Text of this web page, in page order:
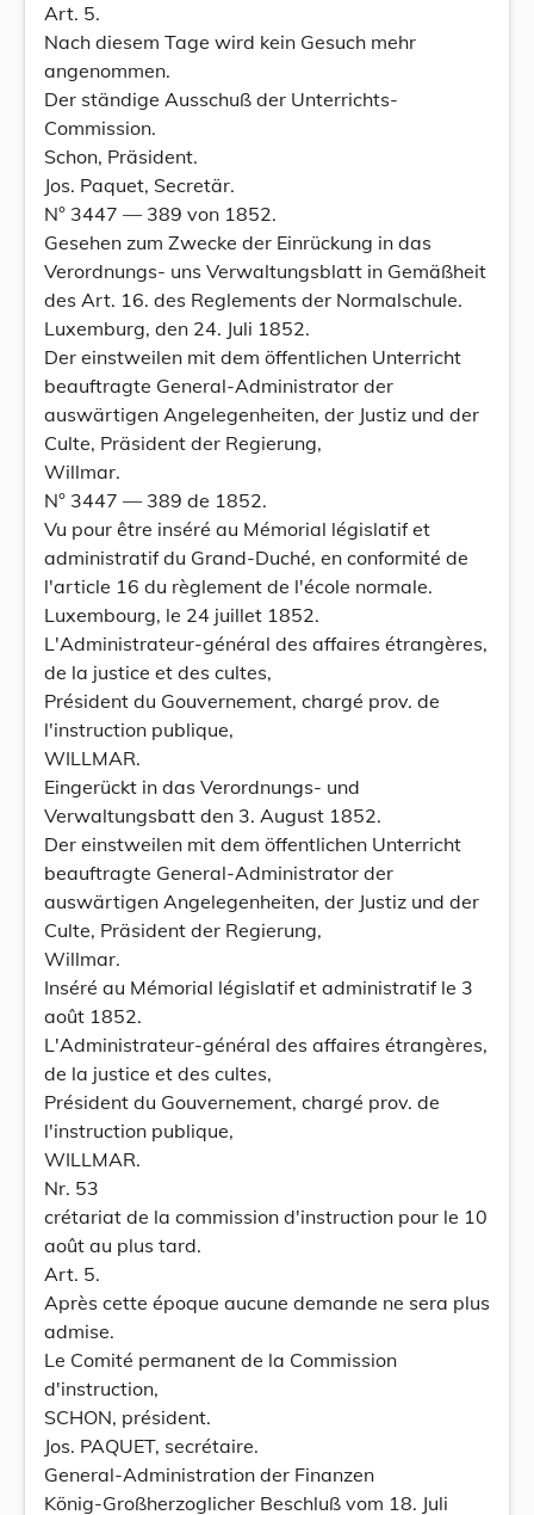
Art. 5.
Nach diesem Tage wird kein Gesuch mehr
angenommen.
Der ständige Ausschuß der Unterrichts-
Commission.
Schon, Präsident.
Jos. Paquet, Secretär.
N° 3447 — 389 von 1852.
Gesehen zum Zwecke der Einrückung in das
Verordnungs- uns Verwaltungsblatt in Gemäßheit
des Art. 16. des Reglements der Normalschule.
Luxemburg, den 24. Juli 1852.
Der einstweilen mit dem öffentlichen Unterricht
beauftragte General-Administrator der
auswärtigen Angelegenheiten, der Justiz und der
Culte, Präsident der Regierung,
Willmar.
N° 3447 — 389 de 1852.
Vu pour être inséré au Mémorial législatif et
administratif du Grand-Duché, en conformité de
l'article 16 du règlement de l'école normale.
Luxembourg, le 24 juillet 1852.
L'Administrateur-général des affaires étrangères,
de la justice et des cultes,
Président du Gouvernement, chargé prov. de
l'instruction publique,
WILLMAR.
Eingerückt in das Verordnungs- und
Verwaltungsbatt den 3. August 1852.
Der einstweilen mit dem öffentlichen Unterricht
beauftragte General-Administrator der
auswärtigen Angelegenheiten, der Justiz und der
Culte, Präsident der Regierung,
Willmar.
Inséré au Mémorial législatif et administratif le 3
août 1852.
L'Administrateur-général des affaires étrangères,
de la justice et des cultes,
Président du Gouvernement, chargé prov. de
l'instruction publique,
WILLMAR.
Nr. 53
crétariat de la commission d'instruction pour le 10
août au plus tard.
Art. 5.
Après cette époque aucune demande ne sera plus
admise.
Le Comité permanent de la Commission
d'instruction,
SCHON, président.
Jos. PAQUET, secrétaire.
General-Administration der Finanzen
König-Großherzoglicher Beschluß vom 18. Juli